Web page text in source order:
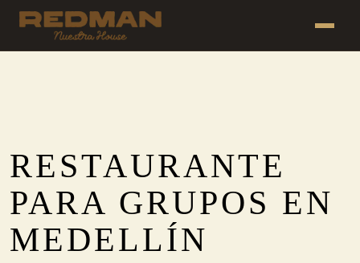
RESTAURANTE
PARA GRUPOS EN
MEDELLÍN